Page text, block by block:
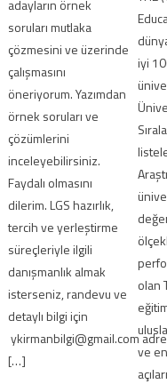
adayların örnek
soruları mutlaka
çözmesini ve üzerinde
çalışmasını
öneriyorum. Yazımdan
örnek soruları ve
çözümlerini
inceleyebilirsiniz.
Faydalı olmasını
dilerim. LGS hazırlık,
tercih ve yerleştirme
süreçleriyle ilgili
danışmanlık almak
isterseniz, randevu ve
detaylı bilgi için
ykirmanbilgi@gmail.com
[…]
iyi
olan
ve